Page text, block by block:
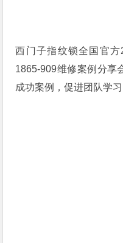
西门子指纹锁全国官
1865-909维修案例分享
成功案例，促进团队学习